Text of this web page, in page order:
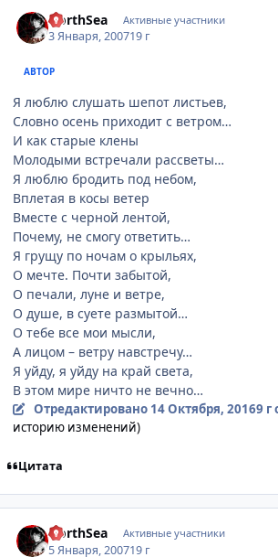
NorthSea Активные участники
3 Января, 200719 г
АВТОР
Я люблю слушать шепот листьев,
Словно осень приходит с ветром…
И как старые клены
Молодыми встречали рассветы…
Я люблю бродить под небом,
Вплетая в косы ветер
Вместе с черной лентой,
Почему, не смогу ответить…
Я грущу по ночам о крыльях,
О мечте. Почти забытой,
О печали, луне и ветре,
О душе, в суете размытой…
О тебе все мои мысли,
А лицом – ветру навстречу…
Я уйду, я уйду на край света,
В этом мире ничто не вечно…
Отредактировано 14 Октября, 20169 г
историю изменений)
Цитата
NorthSea Активные участники
5 Января, 200719 г